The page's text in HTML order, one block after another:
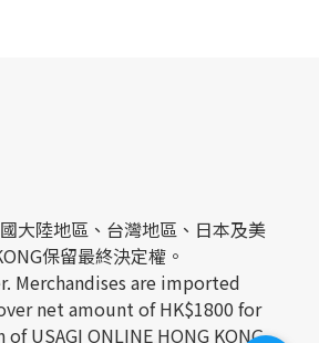
大陸地區、台灣地區、日本及美
保留最終決定權。
Merchandises are imported
net amount of HK$1800 for
USAGI ONLINE HONG KONG.